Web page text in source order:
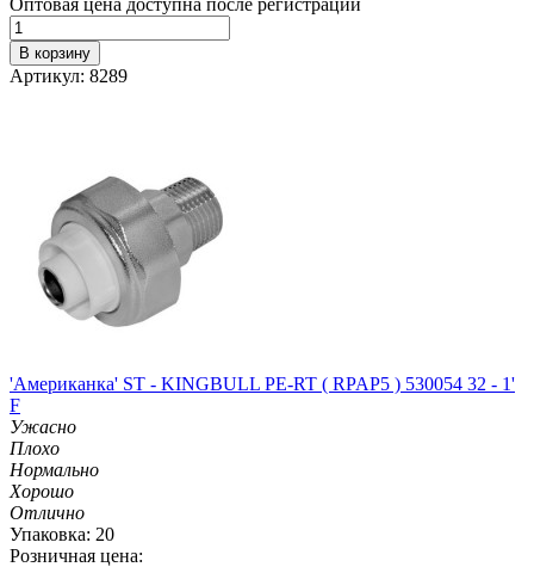
В корзину
Артикул: 8289
'Американка' ST - KINGBULL PE-RT ( RPAP5 ) 530054 32 - 1'
F
Ужасно
Плохо
Нормально
Хорошо
Отлично
Упаковка: 20
Розничная цена: